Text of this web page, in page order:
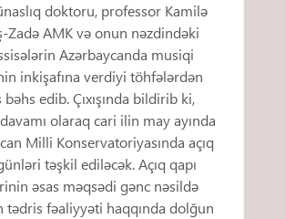
doktoru, professor Kamilə
Zadə AMK və onun nəzdindəki
Azərbaycanda musiqi
inkişafına verdiyi töhfələrdən
edib. Çıxışında bildirib ki,
olaraq cari ilin may ayında
Milli Konservatoriyasında açıq
təşkil ediləcək. Açıq qapı
əsas məqsədi gənc nəsildə
tədris fəaliyyəti haqqında dolğun